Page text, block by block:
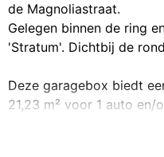
de Magnoliastraat.
Gelegen binnen de ring
'Stratum'. Dichtbij de
Deze garagebox biedt
21,23 m² voor 1 auto en/